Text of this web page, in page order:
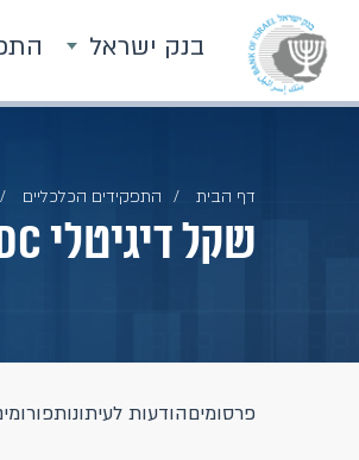
בנק ישראל
דף הבית התפקידים הכלכליים
שקל דיגיטלי CBDC
פרסומיםהודעות לעיתונות